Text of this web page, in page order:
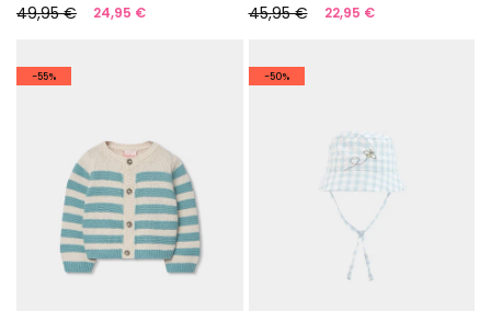
49,95 €
24,95 €
45,95 €
22,95 €
-55% -50%